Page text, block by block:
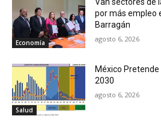
Economía
Van sectores de
por más empleo
Barragán
agosto 6, 2026
Salud
México Pretende
2030
agosto 6, 2026